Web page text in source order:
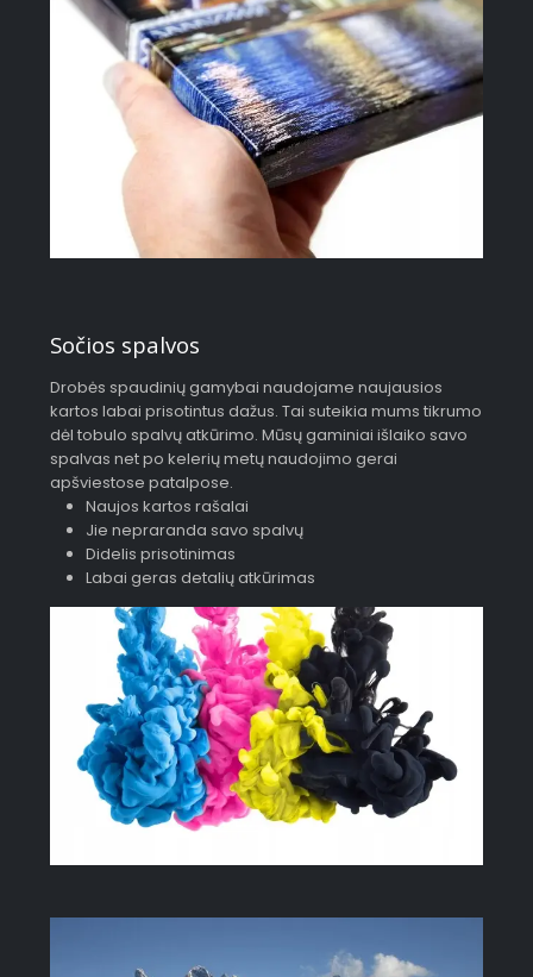
Sočios spalvos
Drobės spaudinių gamybai naudojame naujausios
kartos labai prisotintus dažus. Tai suteikia mums tikrumo
dėl tobulo spalvų atkūrimo. Mūsų gaminiai išlaiko savo
spalvas net po kelerių metų naudojimo gerai
apšviestose patalpose.
Naujos kartos rašalai
Jie nepraranda savo spalvų
Didelis prisotinimas
Labai geras detalių atkūrimas